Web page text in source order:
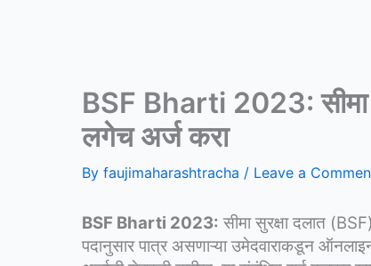
BSF Bharti 2023: सीमा
लगेच अर्ज करा
By faujimaharashtracha / Leave a
BSF Bharti 2023: सीमा सुरक्षा दलात
पदानुसार पात्र असणाऱ्या उमेदवाराकडून